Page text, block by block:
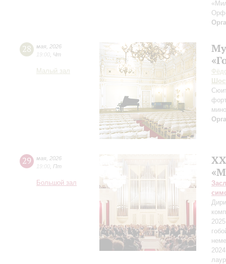
28 мая 2026
19:00 Чт
Малый зал
29 мая 2026
19:00 Пт
Большой зал